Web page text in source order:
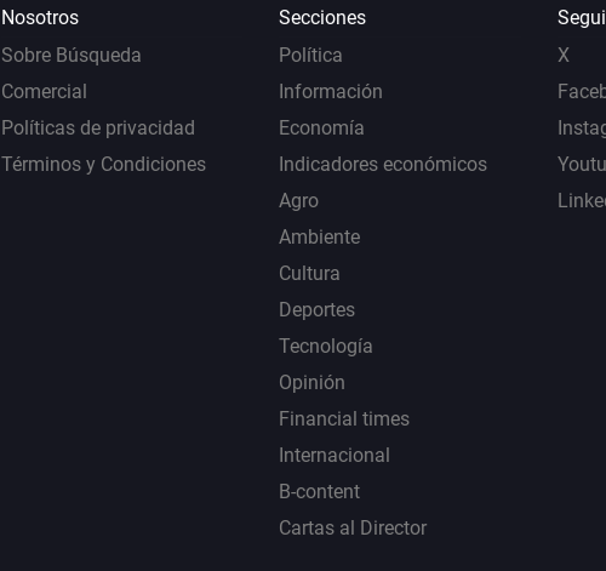
Nosotros
Sobre Búsqueda
Comercial
Políticas de privacidad
Términos y Condiciones
Secciones
Política
Información
Economía
Indicadores económicos
Agro
Ambiente
Cultura
Deportes
Tecnología
Opinión
Financial times
Internacional
B-content
Cartas al Director
X